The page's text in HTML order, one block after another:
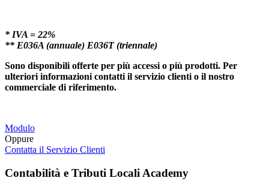
* IVA = 22%
** E036A (annuale) E036T (triennale)
Sono disponibili offerte per più accessi o più prodotti. Per
ulteriori informazioni contatti il servizio clienti o il nostro
commerciale di riferimento.
Modulo
Oppure
Contatta il Servizio Clienti
Contabilità e Tributi Locali Academy